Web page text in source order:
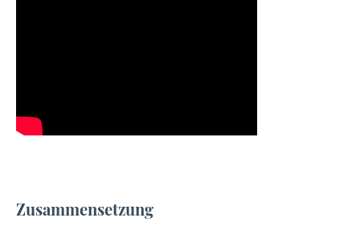
Zusammensetzung